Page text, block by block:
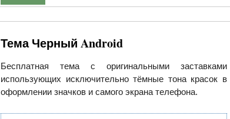
Тема Черный Android
Бесплатная тема с оригинальными заставками
использующих исключительно тёмные тона красок в
оформлении значков и самого экрана телефона.